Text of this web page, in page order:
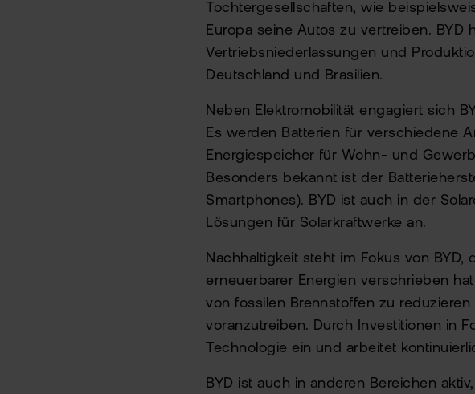
Tochtergesellschaften, wie
Europa seine Autos zu vertreiben. BYD
Vertriebsniederlassungen und
Deutschland und Brasilien.
Neben Elektromobilität engagiert sich
Es werden Batterien für verschiedene
Energiespeicher für Wohn- und
Besonders bekannt ist der
Smartphones). BYD ist auch in der
Lösungen für Solarkraftwerke an.
Nachhaltigkeit steht im Fokus von
erneuerbarer Energien verschrieben
von fossilen Brennstoffen zu
voranzutreiben. Durch Investitionen in
Technologie ein und arbeitet
BYD ist auch in anderen Bereichen